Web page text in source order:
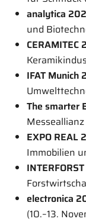
analytica
und
CERAMITEC
IFAT Munich
The smarter
EXPO REAL
Immobilien
electronica
(10.–13.